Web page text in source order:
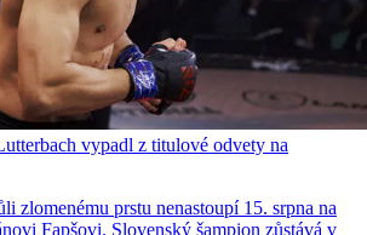
vypadl z titulové odvety na
zlomenému prstu nenastoupí 15. srpna na
Fapšovi. Slovenský šampion zůstává v